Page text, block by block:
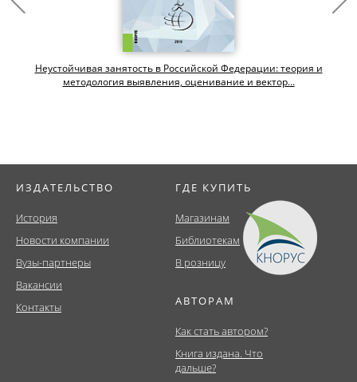
Неустойчивая занятость в Российской Федерации: теория и
методология выявления, оценивание и вектор...
ИЗДАТЕЛЬСТВО
История
Новости компании
Вузы-партнеры
Вакансии
Контакты
ГДЕ КУПИТЬ
Магазинам
Библиотекам
В розницу
АВТОРАМ
Как стать автором?
Книга издана. Что
дальше?